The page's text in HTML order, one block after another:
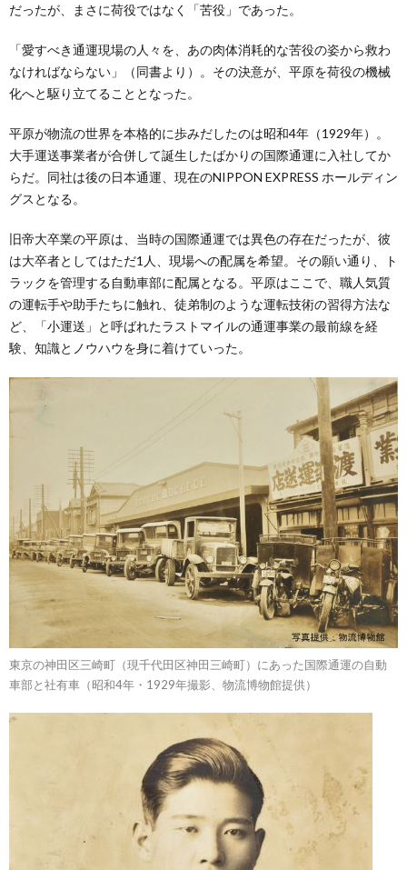
だったが、まさに荷役ではなく「苦役」であった。
「愛すべき通運現場の人々を、あの肉体消耗的な苦役の姿から救わ
なければならない」（同書より）。その決意が、平原を荷役の機械
化へと駆り立てることとなった。
平原が物流の世界を本格的に歩みだしたのは昭和4年（1929年）。
大手運送事業者が合併して誕生したばかりの国際通運に入社してか
らだ。同社は後の日本通運、現在のNIPPON EXPRESS ホールディン
グスとなる。
旧帝大卒業の平原は、当時の国際通運では異色の存在だったが、彼
は大卒者としてはただ1人、現場への配属を希望。その願い通り、ト
ラックを管理する自動車部に配属となる。平原はここで、職人気質
の運転手や助手たちに触れ、徒弟制のような運転技術の習得方法な
ど、「小運送」と呼ばれたラストマイルの通運事業の最前線を経
験、知識とノウハウを身に着けていった。
東京の神田区三崎町（現千代田区神田三崎町）にあった国際通運の自動
車部と社有車（昭和4年・1929年撮影、物流博物館提供）